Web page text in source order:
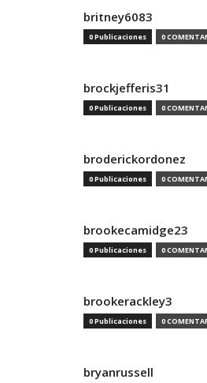
britney6083
0 Publicaciones 0
brockjefferis31
0 Publicaciones 0
broderickordonez
0 Publicaciones 0
brookecamidge23
0 Publicaciones 0
brookerackley3
0 Publicaciones 0
bryanrussell